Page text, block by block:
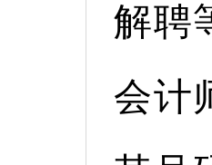
解聘
会计